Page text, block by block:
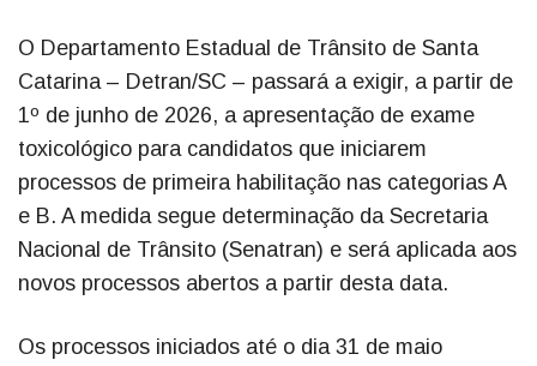
O Departamento Estadual de Trânsito de Santa
Catarina – Detran/SC – passará a exigir, a partir de
1º de junho de 2026, a apresentação de exame
toxicológico para candidatos que iniciarem
processos de primeira habilitação nas categorias A
e B. A medida segue determinação da Secretaria
Nacional de Trânsito (Senatran) e será aplicada aos
novos processos abertos a partir desta data.
Os processos iniciados até o dia 31 de maio